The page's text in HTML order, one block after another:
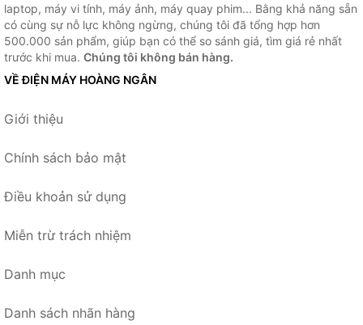
laptop, máy vi tính, máy ảnh, máy quay phim... Bằng khả năng sẵn
có cùng sự nỗ lực không ngừng, chúng tôi đã tổng hợp hơn
500.000 sản phẩm, giúp bạn có thể so sánh giá, tìm giá rẻ nhất
trước khi mua. Chúng tôi không bán hàng.
VỀ ĐIỆN MÁY HOÀNG NGÂN
Giới thiệu
Chính sách bảo mật
Điều khoản sử dụng
Miễn trừ trách nhiệm
Danh mục
Danh sách nhãn hàng